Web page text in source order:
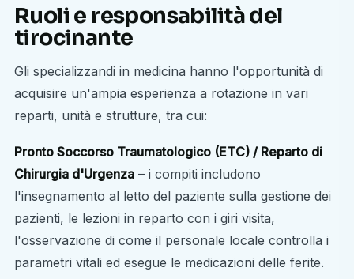
Ruoli e responsabilità del
tirocinante
Gli specializzandi in medicina hanno l'opportunità di
acquisire un'ampia esperienza a rotazione in vari
reparti, unità e strutture, tra cui:
Pronto Soccorso Traumatologico (ETC) / Reparto di
Chirurgia d'Urgenza – i compiti includono
l'insegnamento al letto del paziente sulla gestione dei
pazienti, le lezioni in reparto con i giri visita,
l'osservazione di come il personale locale controlla i
parametri vitali ed esegue le medicazioni delle ferite.